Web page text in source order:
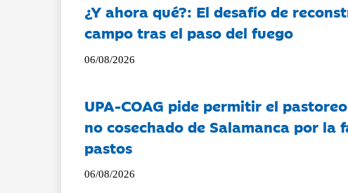
¿Y ahora qué?: El desafío de
campo tras el paso del fuego
06/08/2026
UPA-COAG pide permitir el
no cosechado de Salamanca por la
pastos
06/08/2026